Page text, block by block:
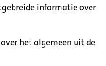
informatie over
het algemeen uit de